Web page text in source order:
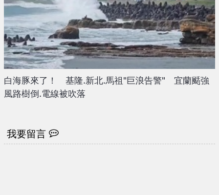
白海豚來了！ 基隆.新北.馬祖"巨浪告警" 宜蘭颳強
風路樹倒.電線被吹落
我要留言